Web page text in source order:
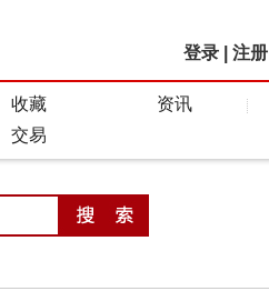
登录 注册
收藏
资讯
交易